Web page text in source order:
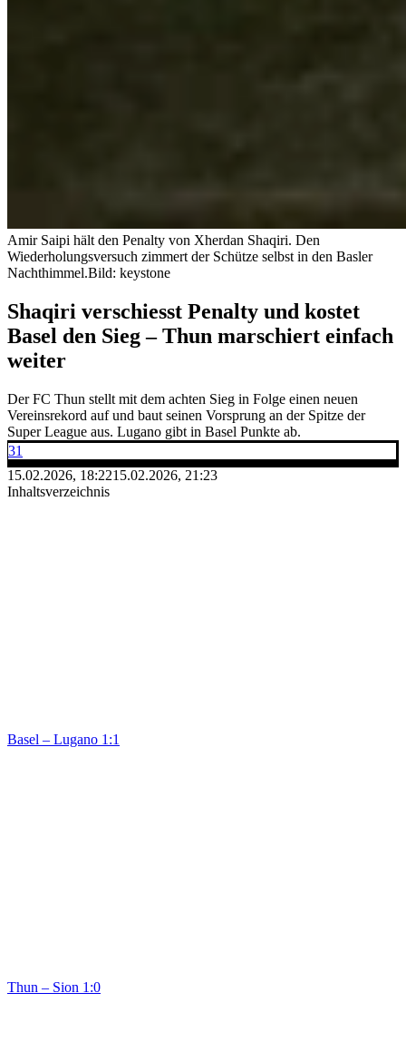
Amir Saipi hält den Penalty von Xherdan Shaqiri. Den
Wiederholungsversuch zimmert der Schütze selbst in den Basler
Nachthimmel.Bild: keystone
Shaqiri verschiesst Penalty und kostet
Basel den Sieg – Thun marschiert einfach
weiter
Der FC Thun stellt mit dem achten Sieg in Folge einen neuen
Vereinsrekord auf und baut seinen Vorsprung an der Spitze der
Super League aus. Lugano gibt in Basel Punkte ab.
31
15.02.2026, 18:2215.02.2026, 21:23
Inhaltsverzeichnis
Basel – Lugano 1:1
Thun – Sion 1:0